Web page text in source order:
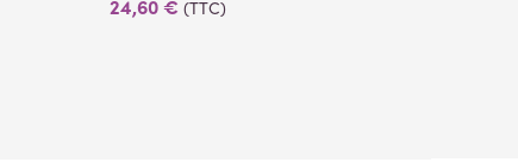
24,60 € (TTC)